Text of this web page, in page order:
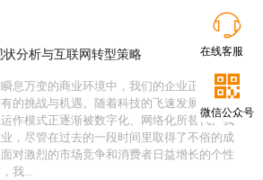

在线客服

微信公众号
状分析与互联网转型策略
息万变的商业环境中，我们的企业正面临着
的挑战与机遇。随着科技的飞速发展，传统
作模式正逐渐被数字化、网络化所替代。我
，尽管在过去的一段时间里取得了不俗的成
对激烈的市场竞争和消费者日益增长的个性
我...